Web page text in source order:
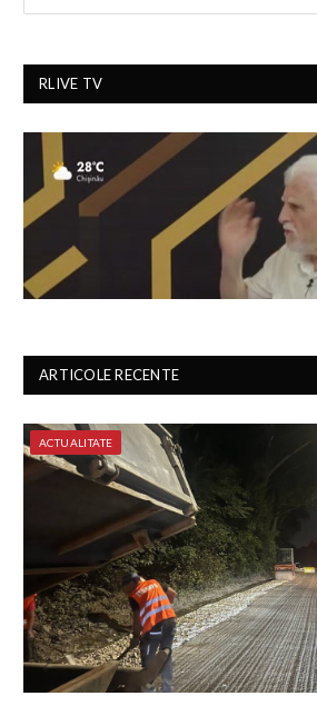
RLIVE TV
ARTICOLE RECENTE
ACTUALITATE